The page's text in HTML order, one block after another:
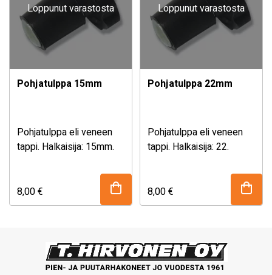
Loppunut varastosta
Pohjatulppa 15mm
Pohjatulppa eli veneen
tappi. Halkaisija: 15mm.
8,00€
Loppunut varastosta
Pohjatulppa 22mm
Pohjatulppa eli veneen
tappi. Halkaisija: 22.
8,00€